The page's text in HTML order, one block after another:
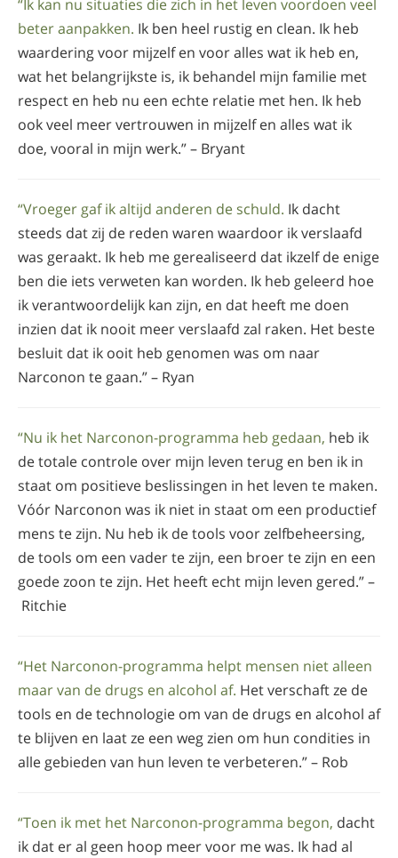
“Ik kan nu situaties die zich in het leven voordoen veel
beter aanpakken. Ik ben heel rustig en clean. Ik heb
waardering voor mijzelf en voor alles wat ik heb en,
wat het belangrijkste is, ik behandel mijn familie met
respect en heb nu een echte relatie met hen. Ik heb
ook veel meer vertrouwen in mijzelf en alles wat ik
doe, vooral in mijn werk.” – Bryant
“Vroeger gaf ik altijd anderen de schuld. Ik dacht
steeds dat zij de reden waren waardoor ik verslaafd
was geraakt. Ik heb me gerealiseerd dat ikzelf de enige
ben die iets verweten kan worden. Ik heb geleerd hoe
ik verantwoordelijk kan zijn, en dat heeft me doen
inzien dat ik nooit meer verslaafd zal raken. Het beste
besluit dat ik ooit heb genomen was om naar
Narconon te gaan.” – Ryan
“Nu ik het Narconon-programma heb gedaan, heb ik
de totale controle over mijn leven terug en ben ik in
staat om positieve beslissingen in het leven te maken.
Vóór Narconon was ik niet in staat om een productief
mens te zijn. Nu heb ik de tools voor zelfbeheersing,
de tools om een vader te zijn, een broer te zijn en een
goede zoon te zijn. Het heeft echt mijn leven gered.” –
Ritchie
“Het Narconon-programma helpt mensen niet alleen
maar van de drugs en alcohol af. Het verschaft ze de
tools en de technologie om van de drugs en alcohol af
te blijven en laat ze een weg zien om hun condities in
alle gebieden van hun leven te verbeteren.” – Rob
“Toen ik met het Narconon-programma begon, dacht
ik dat er al geen hoop meer voor me was. Ik had al